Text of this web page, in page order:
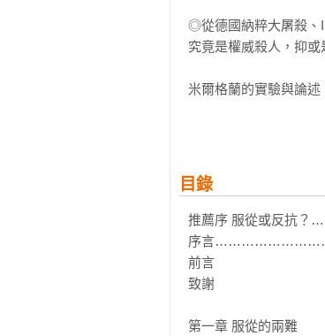
◎從德國納粹大屠殺、
究竟是權威殺人，抑
米爾格蘭的實驗與論
【標準實驗範本】
三人一組進行實驗，一
（Learner，由演員飾
角色的「實驗者」（
通，學生答錯時，「老
．請繼續。
目錄
推薦序 服從或反抗
序言
前言
致謝
第一章 服從的兩難